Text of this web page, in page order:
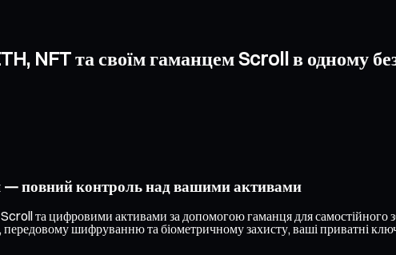
NFT та своїм гаманцем Scroll в одному
— повний контроль над вашими активами
та цифровими активами за допомогою гаманця для самостійного
передовому шифруванню та біометричному захисту, ваші приватні